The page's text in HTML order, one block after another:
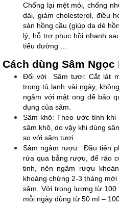
Chống lại mệt mỏi, chống
dài, giảm cholesterol, điều
sản hồng cầu (giúp da dẻ
lý, hỗ trợ phục hồi nhanh
tiểu đường …
Cách dùng Sâm Ngọc
Đối với  Sâm tươi: Cắt lát
trong tủ lạnh vài ngày,
ngâm với mật ong để bảo
dụng của sâm.
Sâm khô: Theo ước tính
sâm khô, do vậy khi dùng
so với sâm tươi.
Sâm ngâm rượu:  Đầu tiên
rửa qua bằng rượu, để ráo
tinh, nên ngâm rượu
khoảng chừng 2-3 tháng
sâm. Với trọng lượng từ
mỗi ngày dùng từ 50 ml –